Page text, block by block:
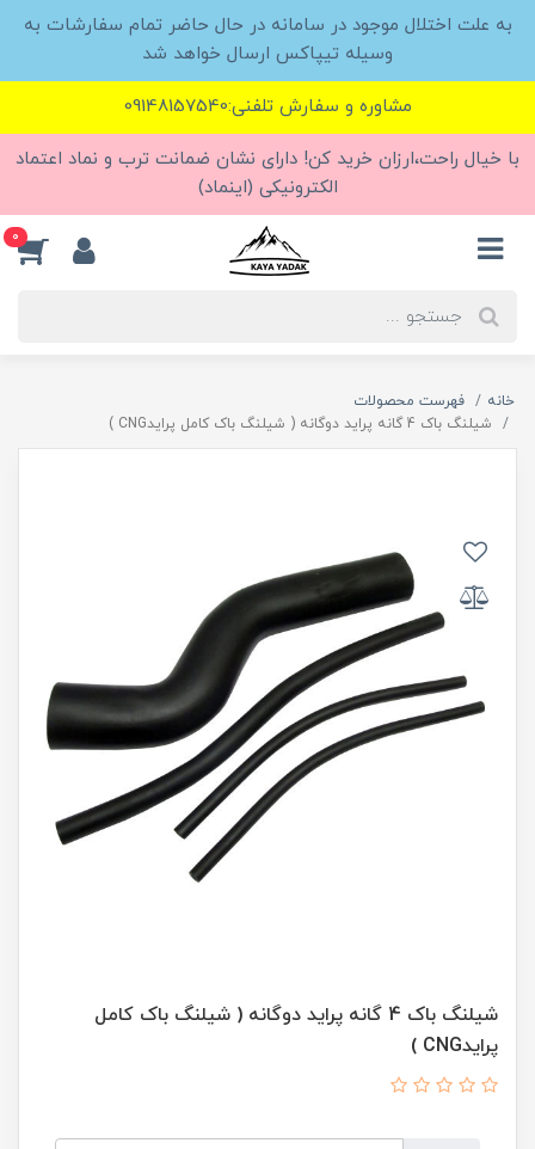
به علت اختلال موجود در سامانه در حال حاضر تمام سفارشات به
وسیله تیپاکس ارسال خواهد شد
مشاوره و سفارش تلفنی:09148157540
با خیال راحت،ارزان خرید کن! دارای نشان ضمانت ترب و نماد اعتماد
الکترونیکی (اینماد)
0
خانه
فهرست محصولات
شیلنگ باک 4 گانه پراید دوگانه ( شیلنگ باک کامل پرایدCNG )
شیلنگ باک 4 گانه پراید دوگانه ( شیلنگ باک کامل
پرایدCNG )